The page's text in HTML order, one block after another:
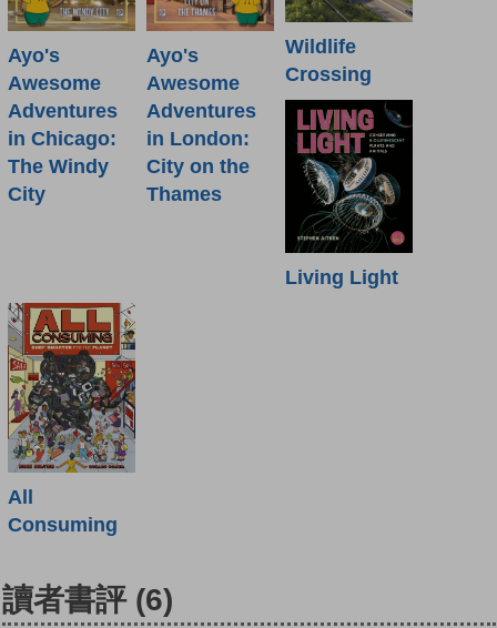
Ayo's
Awesome
Adventures
in Chicago:
The Windy
City
Ayo's
Awesome
Adventures
in London:
City on the
Thames
Wildlife
Crossing
Living Light
All
Consuming
讀者書評 (6)